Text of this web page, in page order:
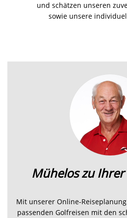
und schätzen unseren
sowie unsere
Mühelos zu
Mit unserer Online-
passenden Golfreisen mit den